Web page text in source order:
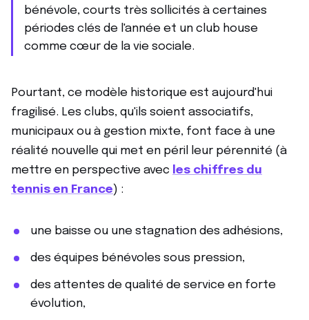
bénévole, courts très sollicités à certaines
périodes clés de l'année et un club house
comme cœur de la vie sociale.
Pourtant, ce modèle historique est aujourd'hui
fragilisé. Les clubs, qu'ils soient associatifs,
municipaux ou à gestion mixte, font face à une
réalité nouvelle qui met en péril leur pérennité (à
mettre en perspective avec les chiffres du
tennis en France) :
une baisse ou une stagnation des adhésions,
des équipes bénévoles sous pression,
des attentes de qualité de service en forte
évolution,